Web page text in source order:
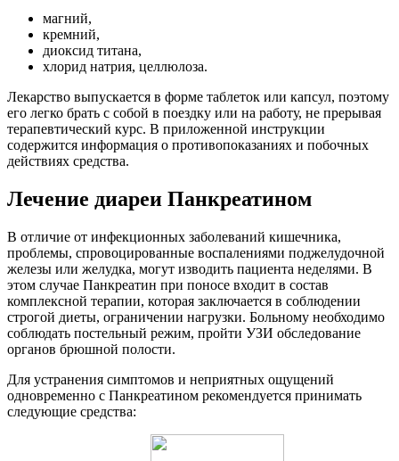
магний,
кремний,
диоксид титана,
хлорид натрия, целлюлоза.
Лекарство выпускается в форме таблеток или капсул, поэтому
его легко брать с собой в поездку или на работу, не прерывая
терапевтический курс. В приложенной инструкции
содержится информация о противопоказаниях и побочных
действиях средства.
Лечение диареи Панкреатином
В отличие от инфекционных заболеваний кишечника,
проблемы, спровоцированные воспалениями поджелудочной
железы или желудка, могут изводить пациента неделями. В
этом случае Панкреатин при поносе входит в состав
комплексной терапии, которая заключается в соблюдении
строгой диеты, ограничении нагрузки. Больному необходимо
соблюдать постельный режим, пройти УЗИ обследование
органов брюшной полости.
Для устранения симптомов и неприятных ощущений
одновременно с Панкреатином рекомендуется принимать
следующие средства: